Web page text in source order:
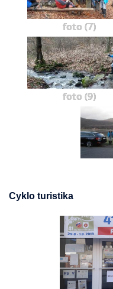
foto (7)
foto (9)
Cyklo turistika